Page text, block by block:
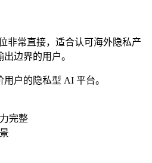
非常直接，适合认可海外隐私产
边界的用户。
户的隐私型 AI 平台。
完整